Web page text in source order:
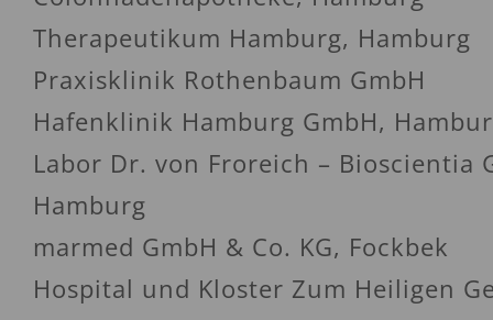
Therapeutikum Hamburg, Hamburg
Praxisklinik Rothenbaum GmbH
Hafenklinik Hamburg GmbH,
Labor Dr. von Froreich – Bioscientia
Hamburg
marmed GmbH & Co. KG, Fockbek
Hospital und Kloster Zum Heiligen